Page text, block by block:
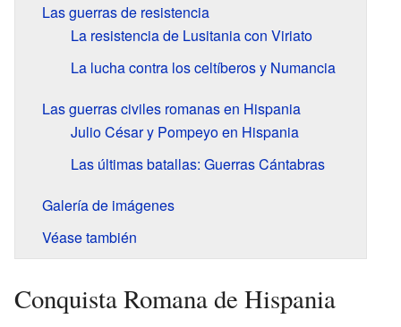
Las guerras de resistencia
La resistencia de Lusitania con Viriato
La lucha contra los celtíberos y Numancia
Las guerras civiles romanas en Hispania
Julio César y Pompeyo en Hispania
Las últimas batallas: Guerras Cántabras
Galería de imágenes
Véase también
Conquista Romana de Hispania